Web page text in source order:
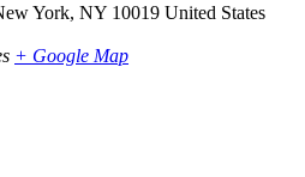
York, NY 10019 United States
+ Google Map